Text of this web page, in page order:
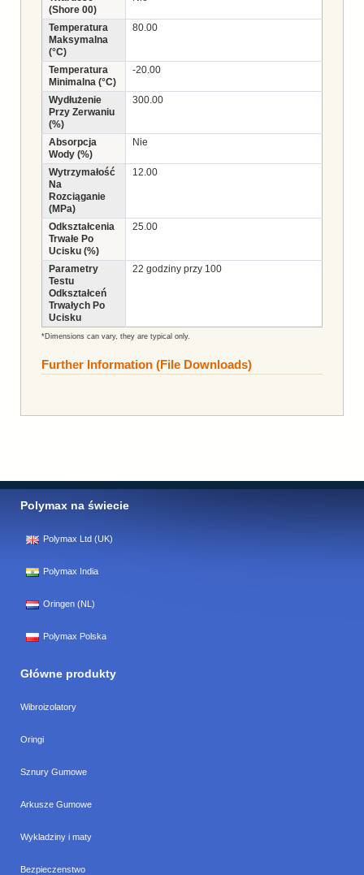
(Shore 00)
Temperatura
Maksymalna
(°C)
80.00
Temperatura
Minimalna (°C)
-20.00
Wydłużenie
Przy Zerwaniu
(%)
300.00
Absorpcja
Wody (%)
Nie
Wytrzymałość
Na
Rozciąganie
(MPa)
12.00
Odkształcenia
Trwałe Po
Ucisku (%)
25.00
Parametry
Testu
Odkształceń
Trwałych Po
Ucisku
22 godziny przy 100
*Dimensions can vary, they are typical only.
Further Information (File Downloads)
Polymax na świecie
Polymax Ltd (UK)
Polymax India
Oringen (NL)
Polymax Polska
Główne produkty
Wibroizolatory
Oringi
Sznury Gumowe
Arkusze Gumowe
Wykladziny i maty
Bezpieczenstwo